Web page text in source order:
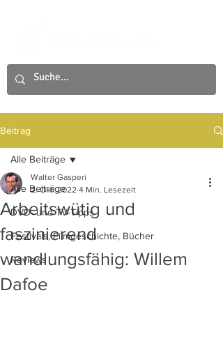
Beitrag
Alle Beiträge
DVD- und TV-Tipps
Festivals, Filmgeschichte, Bücher
Reviews
Alle Beiträge
Arbeitswütig und
faszinierend
wandlungsfähig: Willem
Dafoe
Walter Gasperi
2. Okt. 2022 4 Min. Lesezeit